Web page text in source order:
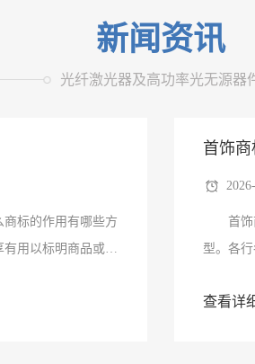
新闻资讯
光纤激光器及高功率光无源器
标的作用有哪些方
用以标明商品或服
首饰
准？
首饰商
型。各
查看详